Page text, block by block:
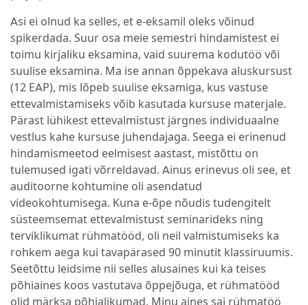
Asi ei olnud ka selles, et e-eksamil oleks võinud
spikerdada. Suur osa meie semestri hindamistest ei
toimu kirjaliku eksamina, vaid suurema kodutöö või
suulise eksamina. Ma ise annan õppekava aluskursust
(12 EAP), mis lõpeb suulise eksamiga, kus vastuse
ettevalmistamiseks võib kasutada kursuse materjale.
Pärast lühikest ettevalmistust järgnes individuaalne
vestlus kahe kursuse juhendajaga. Seega ei erinenud
hindamismeetod eelmisest aastast, mistõttu on
tulemused igati võrreldavad. Ainus erinevus oli see, et
auditoorne kohtumine oli asendatud
videokohtumisega. Kuna e-õpe nõudis tudengitelt
süsteemsemat ettevalmistust seminarideks ning
terviklikumat rühmatööd, oli neil valmistumiseks ka
rohkem aega kui tavapärased 90 minutit klassiruumis.
Seetõttu leidsime nii selles alusaines kui ka teises
põhiaines koos vastutava õppejõuga, et rühmatööd
olid märksa põhjalikumad. Minu aines sai rühmatöö